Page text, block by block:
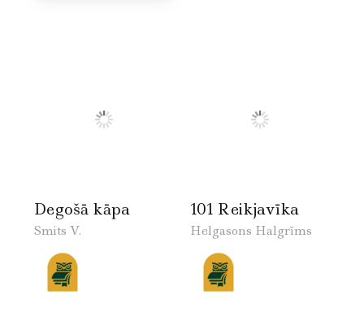
Degošā kāpa
Smits V.
101 Reikjavīka
Helgasons Halgrīms